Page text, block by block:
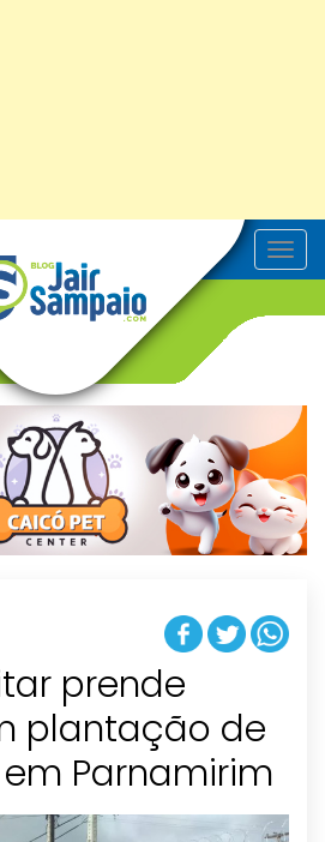
T
o
v
g
t
i
o
n
prende
plantação de
Parnamirim